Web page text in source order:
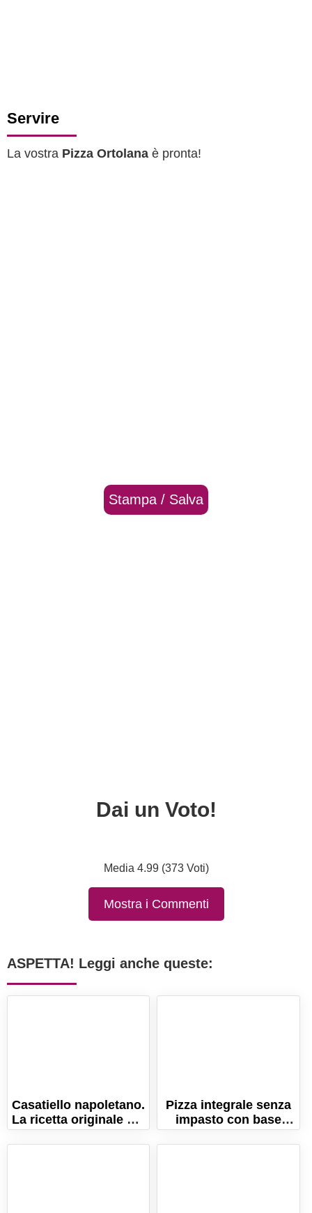
Servire
La vostra Pizza Ortolana è pronta!
Stampa / Salva
Dai un Voto!
Media 4.99 (373 Voti)
Mostra i Commenti
ASPETTA! Leggi anche queste:
Casatiello napoletano.
La ricetta originale del
rustico di Pasqua!
Pizza integrale senza
impasto con base
croccante! La ricetta
facile!